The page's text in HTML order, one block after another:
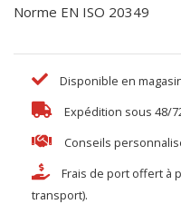
Norme EN ISO 20349
Disponible en
Expédition sous 48/
Conseils
Frais de port offert à
transport).